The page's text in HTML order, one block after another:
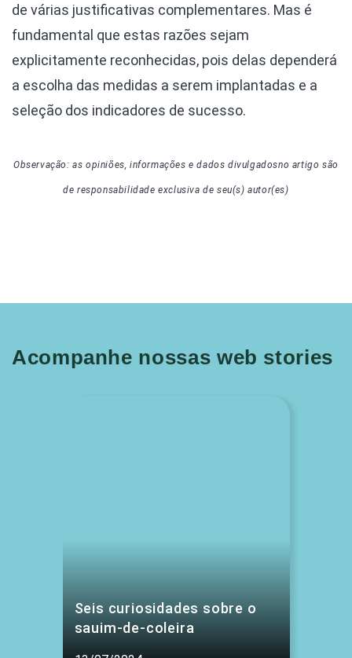
de várias justificativas complementares. Mas é
fundamental que estas razões sejam
explicitamente reconhecidas, pois delas dependerá
a escolha das medidas a serem implantadas e a
seleção dos indicadores de sucesso.
Observação: as opiniões, informações e dados divulgadosno artigosão
de responsabilidade exclusiva de seu(s) autor(es)
Acompanhe nossas web stories
Seis curiosidades sobre o
sauim-de-coleira